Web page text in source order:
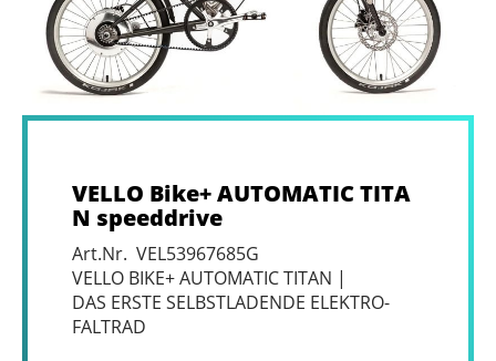
VELLO Bike+ AUTOMATIC TITA
N speeddrive
Art.Nr. VEL53967685G
VELLO BIKE+ AUTOMATIC TITAN |
DAS ERSTE SELBSTLADENDE ELEKTRO-
FALTRAD